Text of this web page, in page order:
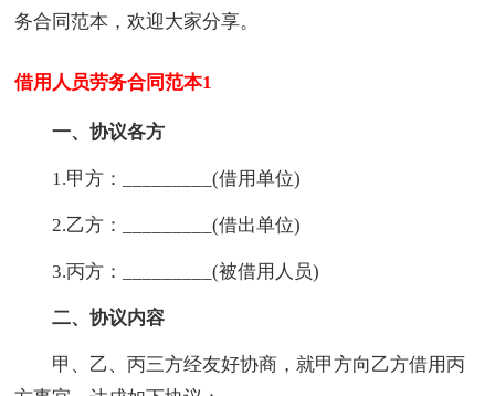
务合同范本，欢迎大家分享。
借用人员劳务合同范本1
一、协议各方
1.甲方：_________(借用单位)
2.乙方：_________(借出单位)
3.丙方：_________(被借用人员)
二、协议内容
甲、乙、丙三方经友好协商，就甲方向乙方借用丙